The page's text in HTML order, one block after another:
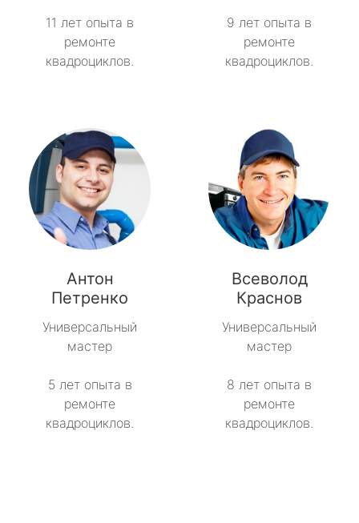
11 лет опыта в
ремонте
квадроциклов.
9 лет опыта в
ремонте
квадроциклов.
Антон
Петренко
Универсальный
мастер
5 лет опыта в
ремонте
квадроциклов.
Всеволод
Краснов
Универсальный
мастер
8 лет опыта в
ремонте
квадроциклов.